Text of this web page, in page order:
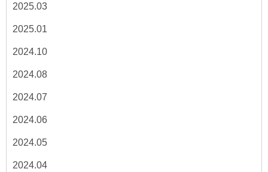
2025.03
2025.01
2024.10
2024.08
2024.07
2024.06
2024.05
2024.04